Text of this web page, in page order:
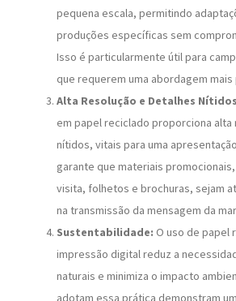
pequena escala, permitindo
produções específicas sem
Isso é particularmente útil para
que requerem uma abordagem
Alta Resolução e Detalhes
em papel reciclado proporciona alta
nítidos, vitais para uma
garante que materiais
visita, folhetos e brochuras, sejam
na transmissão da mensagem da
Sustentabilidade: O uso de papel
impressão digital reduz a
naturais e minimiza o impacto
adotam essa prática demonstram